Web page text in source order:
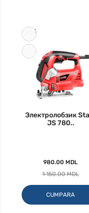
-15%
Электролобзик
JS 780..
980.00 MDL
1 150.00 MDL
CUMPARA